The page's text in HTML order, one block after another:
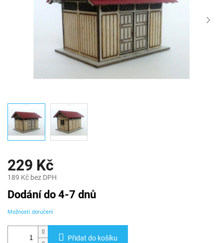
229 Kč
189 Kč bez DPH
Měrná
cena:
Dodání do 4-7 dnů
Možnosti doručení
Přidat do košíku